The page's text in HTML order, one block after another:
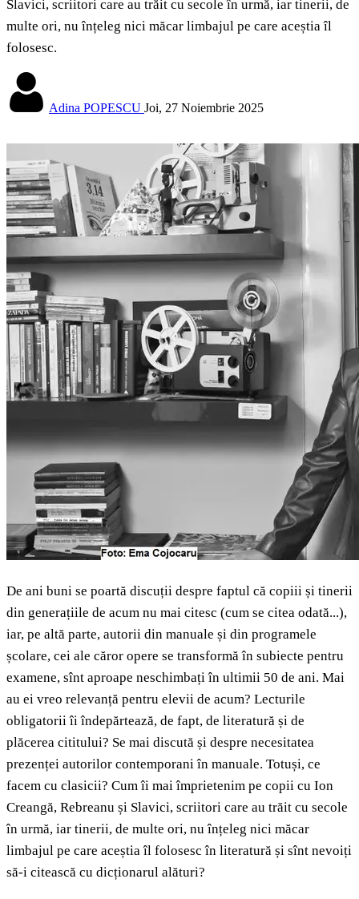
Slavici, scriitori care au trăit cu secole în urmă, iar tinerii, de
multe ori, nu înțeleg nici măcar limbajul pe care aceștia îl
folosesc.
Adina POPESCU Joi, 27 Noiembrie 2025
De ani buni se poartă discuții despre faptul că copiii și tinerii
din generațiile de acum nu mai citesc (cum se citea odată...),
iar, pe altă parte, autorii din manuale și din programele
școlare, cei ale căror opere se transformă în subiecte pentru
examene, sînt aproape neschimbați în ultimii 50 de ani. Mai
au ei vreo relevanță pentru elevii de acum? Lecturile
obligatorii îi îndepărtează, de fapt, de literatură și de
plăcerea cititului? Se mai discută și despre necesitatea
prezenței autorilor contemporani în manuale. Totuși, ce
facem cu clasicii? Cum îi mai împrietenim pe copii cu Ion
Creangă, Rebreanu și Slavici, scriitori care au trăit cu secole
în urmă, iar tinerii, de multe ori, nu înțeleg nici măcar
limbajul pe care aceștia îl folosesc în literatură și sînt nevoiți
să-i citească cu dicționarul alături?